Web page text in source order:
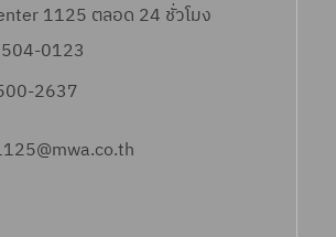
1125 ตลอด 24 ชั่วโมง
0123
2637